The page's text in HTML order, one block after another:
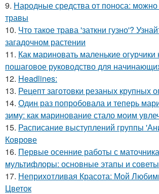
9. Народные средства от поноса: можно
травы
10. Что такое трава 'заткни гузно'?
загадочном растении
11. Как мариновать маленькие
пошаговое руководство для
12. Headlines:
13. Рецепт заготовки резаных крупных
14. Один раз попробовала и теперь
зиму: как маринование стало моим
15. Расписание выступлений группы
Коврове
16. Первые осенние работы с
мультифлоры: основные этапы и советы
17. Неприхотливая Красота: Мой
Цветок